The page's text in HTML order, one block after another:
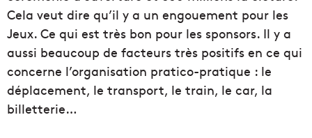
Cela veut dire qu’il y a un engouement pour les
Jeux. Ce qui est très bon pour les sponsors. Il y a
aussi beaucoup de facteurs très positifs en ce qui
concerne l’organisation pratico-pratique : le
déplacement, le transport, le train, le car, la
billetterie…